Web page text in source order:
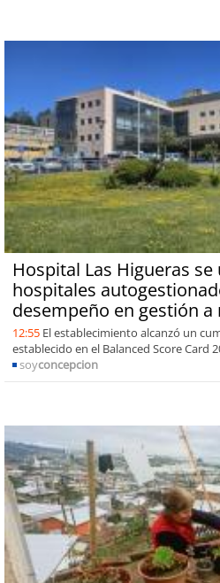
Hospital Las Higueras
hospitales
desempeño en gestión a
12:55 El establecimiento alcanzó un
establecido en el Balanced Score Card
soyconcepcion